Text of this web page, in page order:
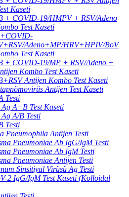
Kaseti
+ COVID-19/HMPV + RSV/Adeno
Test Kaseti
Adeno+MP/HRV+HPIV/BoV
Test Kaseti
+ COVID-19/MP + RSV/Adeno +
Kombo Test Kaseti
Antijen Kombo Test Kaseti
Antijen Test Kaseti
Testi
Ag A+B Test Kaseti
A/B Testi
Testi
Pneumophila Antijen Testi
Pneumoniae Ab IgG/IgM Testi
Pneumoniae Ab IgM Testi
Pneumoniae Antijen Testi
Sinsitiyal Virüsü Ag Testi
2 IgG/IgM Test Kaseti (Kolloidal